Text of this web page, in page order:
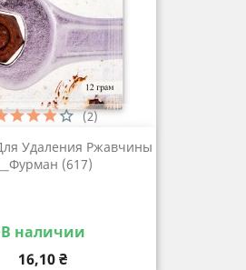
Удаления Ржавчины
___Фурман (617)
В наличии
Цена
16,10 ₴
(2)